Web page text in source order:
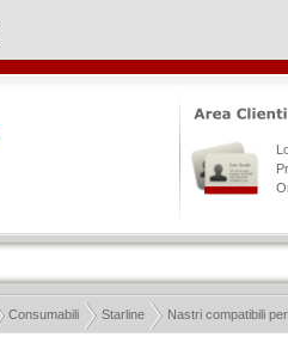
Consumabili Starline Nastri compatibili